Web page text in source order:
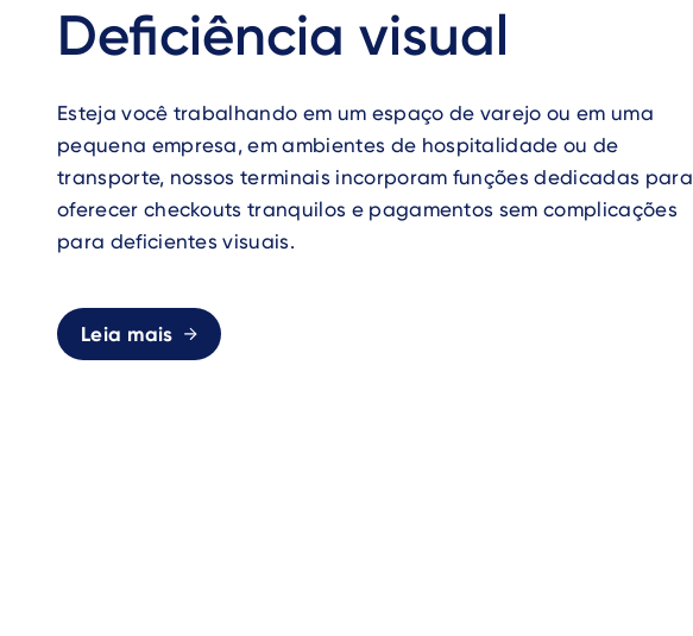
Deficiência visual
Esteja você trabalhando em um espaço de varejo ou em uma
pequena empresa, em ambientes de hospitalidade ou de
transporte, nossos terminais incorporam funções dedicadas para
oferecer checkouts tranquilos e pagamentos sem complicações
para deficientes visuais.
Leia mais